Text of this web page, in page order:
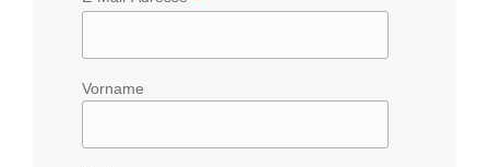
Vorname